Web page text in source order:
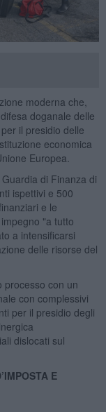
moderna che,
doganale delle
il presidio delle
economica
Europea.
di Finanza di
ispettivi e 500
e le
"a tutto
a intensificarsi
delle risorse del
processo con un
con complessivi
per il presidio degli
dislocati sul
E